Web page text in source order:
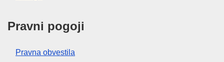
Pravni pogoji
Pravna obvestila